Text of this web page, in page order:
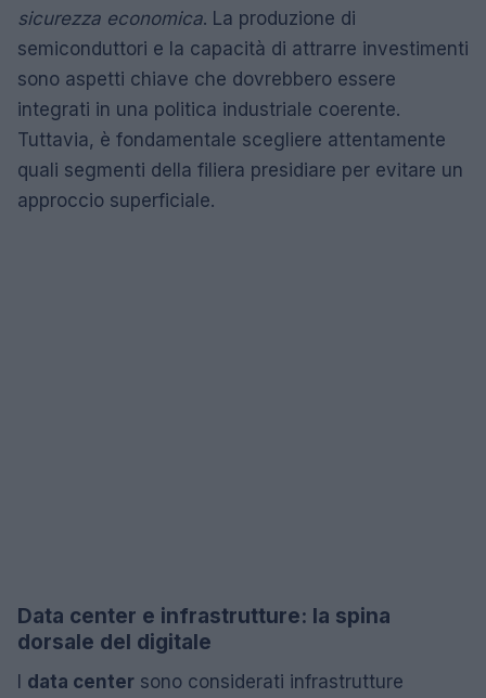
sicurezza economica. La produzione di
semiconduttori e la capacità di attrarre investimenti
sono aspetti chiave che dovrebbero essere
integrati in una politica industriale coerente.
Tuttavia, è fondamentale scegliere attentamente
quali segmenti della filiera presidiare per evitare un
approccio superficiale.
Data center e infrastrutture: la spina
dorsale del digitale
I data center sono considerati infrastrutture